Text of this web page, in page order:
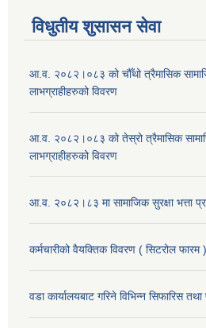
विधुतीय शुसासन सेवा
आ.व. २०८२।०८३ को चौँथो त्रैमासिक
लाभग्राहीहरुको विवरण
आ.व. २०८२।०८३ को तेस्रो त्रैमासिक
लाभग्राहीहरुको विवरण
आ.व. २०८२।८३ मा सामाजिक सुरक्षा भत्ता
कर्मचारीको वैयक्तिक विवरण ( सिटरोल फारम )
वडा कार्यालयबाट गरिने विभिन्न सिफारिस